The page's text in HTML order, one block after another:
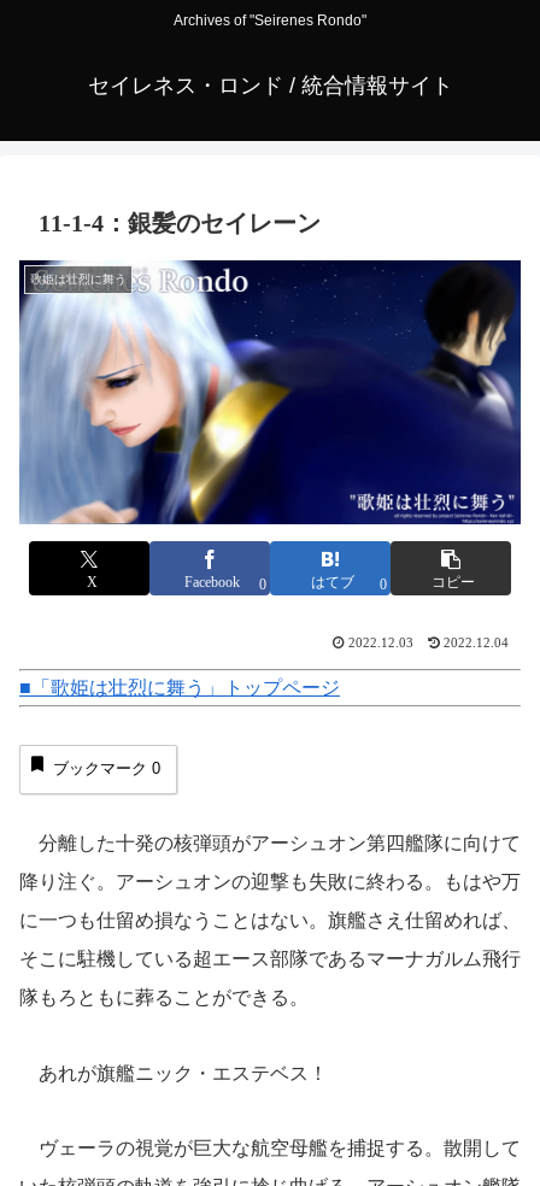
Archives of "Seirenes Rondo"
セイレネス・ロンド / 統合情報サイト
11-1-4：銀髪のセイレーン
歌姫は壮烈に舞う
X Facebook 0 はてブ 0 コピー
2022.12.03 2022.12.04
■「歌姫は壮烈に舞う」トップページ
ブックマーク 0
分離した十発の核弾頭がアーシュオン第四艦隊に向けて
降り注ぐ。アーシュオンの迎撃も失敗に終わる。もはや万
に一つも仕留め損なうことはない。旗艦さえ仕留めれば、
そこに駐機している超エース部隊であるマーナガルム飛行
隊もろともに葬ることができる。
あれが旗艦ニック・エステベス！
ヴェーラの視覚が巨大な航空母艦を捕捉する。散開して